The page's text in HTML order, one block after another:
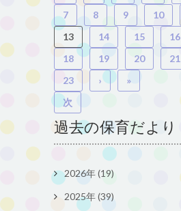
7
8 9 10
13
14 15 16
18
19 20 21
23
›
»
次
過去の保育だより
2026年 (19)
2025年 (39)